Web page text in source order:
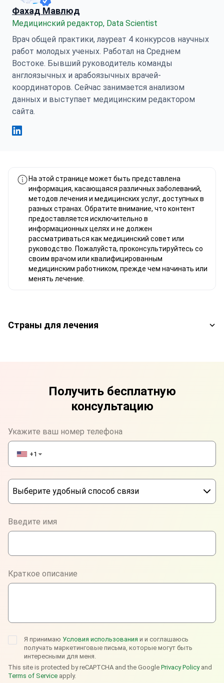
Фахад Мавлюд
Медицинский редактор, Data Scientist
Врач общей практики, лауреат 4 конкурсов научных
работ молодых ученых. Работал на Среднем
Востоке. Бывший руководитель команды
англоязычных и арабоязычных врачей-
координаторов. Сейчас занимается анализом
данных и выступает медицинским редактором
сайта.
На этой странице может быть представлена
информация, касающаяся различных заболеваний,
методов лечения и медицинских услуг, доступных в
разных странах. Обратите внимание, что контент
предоставляется исключительно в
информационных целях и не должен
рассматриваться как медицинский совет или
руководство. Пожалуйста, проконсультируйтесь со
своим врачом или квалифицированным
медицинским работником, прежде чем начинать или
менять лечение.
Страны для лечения
Получить бесплатную
консультацию
Укажите ваш номер телефона
+1 ▼
Выберите удобный способ связи
WhatsApp
Viber
Telegram
Введите имя
Краткое описание
Я принимаю Условия использования и и соглашаюсь
получать маркетинговые письма, которые могут быть
интересными для меня.
This site is protected by reCAPTCHA and the Google Privacy Policyand
Terms of Service apply.